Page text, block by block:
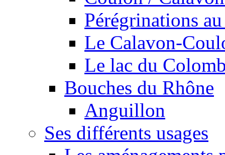
Pérégrinations
Le Calavon-
Le lac du
Bouches du Rhône
Anguillon
Ses différents usages